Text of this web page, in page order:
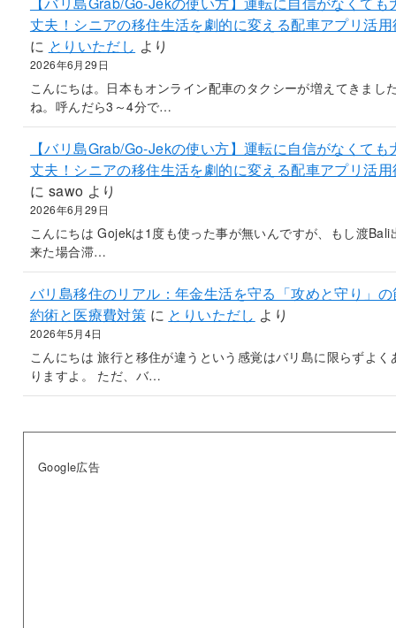
丈夫！シニアの移住生活を劇的に変える配車アプリ活用
に とりいただし より
2026年6月29日
こんにちは。日本もオンライン配車のタクシーが増えてきまし
ね。呼んだら3～4分で…
【バリ島Grab/Go-Jekの使い方】運転に自信がなくても
丈夫！シニアの移住生活を劇的に変える配車アプリ活用
に sawo より
2026年6月29日
こんにちは Gojekは1度も使った事が無いんですが、もし渡Bali
来た場合滞…
バリ島移住のリアル：年金生活を守る「攻めと守り」の
約術と医療費対策 に とりいただし より
2026年5月4日
こんにちは 旅行と移住が違うという感覚はバリ島に限らずよく
りますよ。 ただ、バ…
Google広告